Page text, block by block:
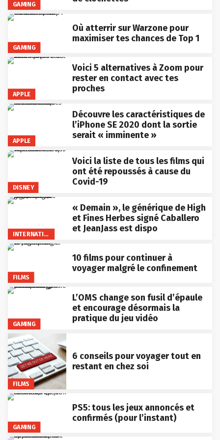
GAMING
GAMING
Où atterrir sur Warzone pour
maximiser tes chances de Top 1
APPLE
Voici 5 alternatives à Zoom pour
rester en contact avec tes
proches
APPLE
Découvre les caractéristiques de
l’iPhone SE 2020 dont la sortie
serait « imminente »
DISNEY
Voici la liste de tous les films qui
ont été repoussés à cause du
Covid-19
INTERNATIONAL
« Demain », le générique de High
et Fines Herbes signé Caballero
et JeanJass est dispo
FILMS
10 films pour continuer à
voyager malgré le confinement
GAMING
L’OMS change son fusil d’épaule
et encourage désormais la
pratique du jeu vidéo
FILMS
6 conseils pour voyager tout en
restant en chez soi
GAMING
PS5: tous les jeux annoncés et
confirmés (pour l’instant)